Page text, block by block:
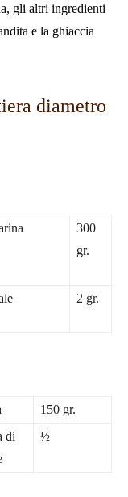
gli altri ingredienti
e la ghiaccia
diametro
300
gr.
2 gr.
150 gr.
di
½